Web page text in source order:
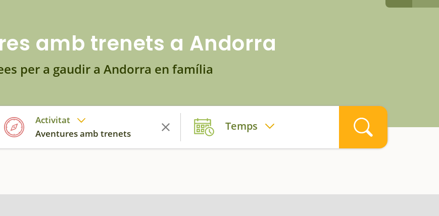
amb trenets a Andorra
per a gaudir a Andorra en família
Activitat
Aventures amb trenets
Temps